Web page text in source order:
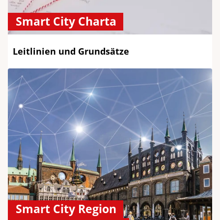
Smart City Charta
Leitlinien und Grundsätze
Smart City Region